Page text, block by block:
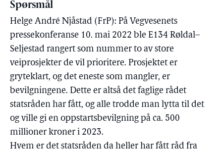
Spørsmål
Helge André Njåstad (FrP): På Vegvesenets
pressekonferanse 10. mai 2022 ble E134 Røldal–
Seljestad rangert som nummer to av store
veiprosjekter de vil prioritere. Prosjektet er
gryteklart, og det eneste som mangler, er
bevilgningene. Dette er altså det faglige rådet
statsråden har fått, og alle trodde man lytta til det
og ville gi en oppstartsbevilgning på ca. 500
millioner kroner i 2023.
Hvem er det statsråden da heller har fått råd fra